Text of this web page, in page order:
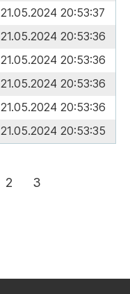
21.05.2024 20:53:37
21.05.2024 20:53:36
21.05.2024 20:53:36
21.05.2024 20:53:36
21.05.2024 20:53:36
21.05.2024 20:53:35
2 3